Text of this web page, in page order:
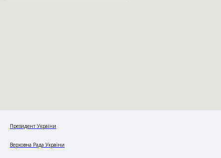
Президент України
Верховна Рада України